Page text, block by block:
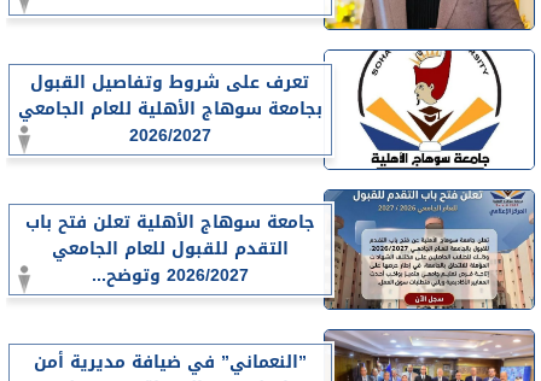
تعرف على شروط وتفاصيل القبول
بجامعة سوهاج الأهلية للعام الجامعي
2026/2027
جامعة سوهاج الأهلية تعلن فتح باب
التقدم للقبول للعام الجامعي
2026/2027 وتوضح...
”النعماني” في ضيافة مديرية أمن